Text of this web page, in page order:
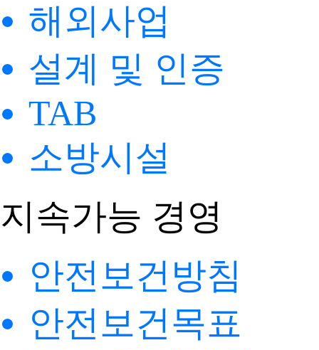
해외사업
설계 및 인증
TAB
소방시설
지속가능 경영
안전보건방침
안전보건목표